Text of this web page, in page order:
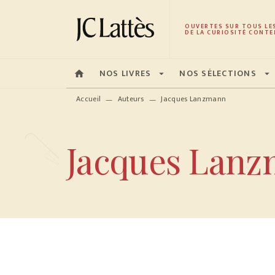
MENU RECHERCHE CONTENU
OUVERTES SUR TOUS
DE LA CURIOSITÉ
home NOS LIVRES arrow_drop_down NOS SÉLECTIONS arrow_drop_down
Accueil — Auteurs — Jacques Lanzmann
Jacques